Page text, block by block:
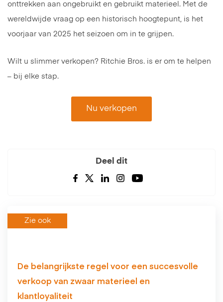
onttrekken aan ongebruikt en gebruikt materieel. Met de
wereldwijde vraag op een historisch hoogtepunt, is het
voorjaar van 2025 het seizoen om in te grijpen.
Wilt u slimmer verkopen? Ritchie Bros. is er om te helpen
– bij elke stap.
Nu verkopen
Deel dit
Zie ook
De belangrijkste regel voor een succesvolle
verkoop van zwaar materieel en
klantloyaliteit